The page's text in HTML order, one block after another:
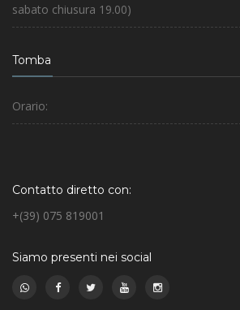
sabato chiusura 19.00)
Tomba
Orario:
Contatto diretto con:
+(39) 075 819001
Siamo presenti nei social